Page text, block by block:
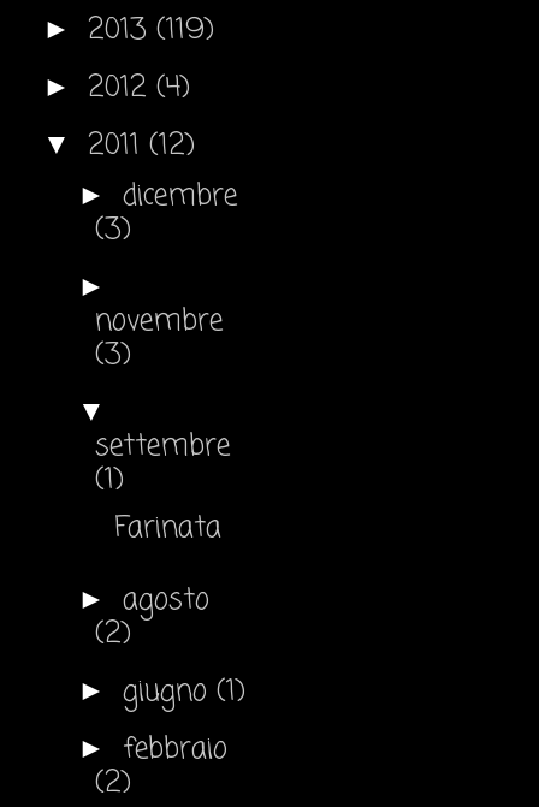
► 2013 (119)
► 2012 (4)
▼ 2011 (12)
► dicembre
(3)
►
novembre
(3)
▼
settembre
(1)
Farinata
► agosto
(2)
► giugno (1)
► febbraio
(2)